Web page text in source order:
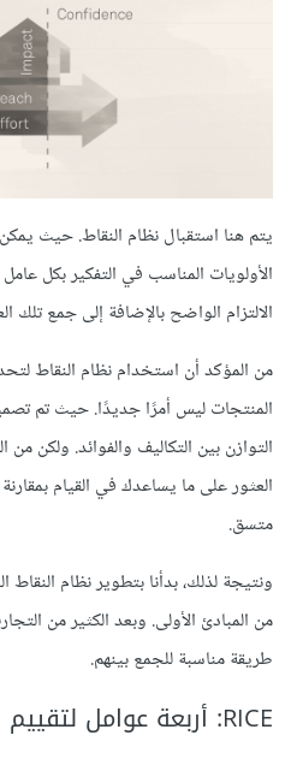
يتم هنا استقبال نظام النقاط. حيث
الأولويات المناسب في التفكير بكل
الالتزام الواضح بالإضافة إلى جمع تلك
من المؤكد أن استخدام نظام النقاط
المنتجات ليس أمرًا جديدًا. حيث تم
التوازن بين التكاليف والفوائد. ولكن
العثور على ما يساعدك في القيام
متسق.
ونتيجة لذلك، بدأنا بتطوير نظام
من المبادئ الأولى. وبعد الكثير من
طريقة مناسبة للجمع بينهم.
RICE: أربعة عوامل لتقييم الأولوية